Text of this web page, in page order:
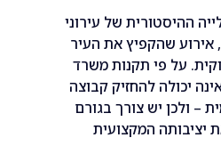
של עירוני
את העיר
משרד
קבוצה
בגורם